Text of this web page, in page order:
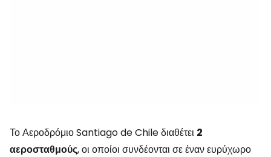
Το Αεροδρόμιο Santiago de Chile διαθέτει 2
αεροσταθμούς, οι οποίοι συνδέονται σε έναν ευρύχωρο